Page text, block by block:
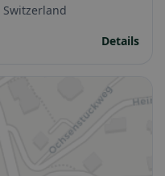
Switzerland
Details